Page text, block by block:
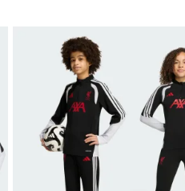
Dodaj do listy życzeń